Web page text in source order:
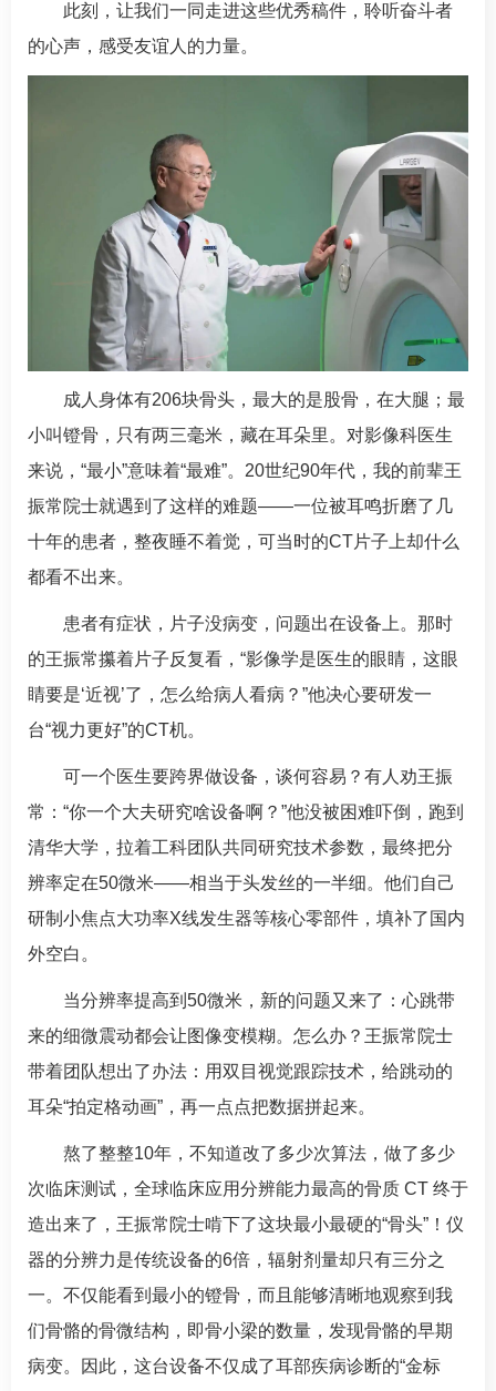
此刻，让我们一同走进这些优秀稿件，聆听奋斗者
的心声，感受友谊人的力量。
成人身体有206块骨头，最大的是股骨，在大腿；最
小叫镫骨，只有两三毫米，藏在耳朵里。对影像科医生
来说，“最小”意味着“最难”。20世纪90年代，我的前辈王
振常 院士就遇到了这样的难题——一位被耳鸣折磨了几
十年的患者，整夜睡不着觉，可当时的CT片子上却什么
都看不出来。
患者有症状，片子没病变，问题出在设备上。那时
的王振常攥着片子反复看，“影像学是医生的眼睛，这眼
睛要是‘近视’了，怎么给病人看病？”他决心要研发一
台“视力更好”的CT机。
可一个医生要跨界做设备，谈何容易？有人劝王振
常 ：“你一个大夫研究啥设备啊？”他没被困难吓倒，跑到
清华大学，拉着工科团队共同研究技术参数，最终把分
辨率定在50微米——相当于头发丝的一半细。他们自己
研制小焦点大功率X线发生器等核心零部件，填补了国内
外空白。
当分辨率提高到50微米，新的问题又来了：心跳带
来的细微震动都会让图像变模糊。怎么办？ 王振常 院士
带着团队想出了办法：用双目视觉跟踪技术，给跳动的
耳朵“拍定格动画”，再一点点把数据拼起来。
熬了整整10年，不知道改了多少次算法，做了多少
次临床测试，全球临床应用分辨能力最高的骨质 CT 终于
造出来了， 王振常 院士啃下了这块最小最硬的“骨头”！仪
器的分辨力是传统设备的6倍，辐射剂量却只有三分之
一。不仅能看到最小的镫骨，而且能够清晰地观察到我
们骨骼的骨微结构，即骨小梁的数量，发现骨骼的早期
病变。因此，这台设备不仅成了耳部疾病诊断的“金标